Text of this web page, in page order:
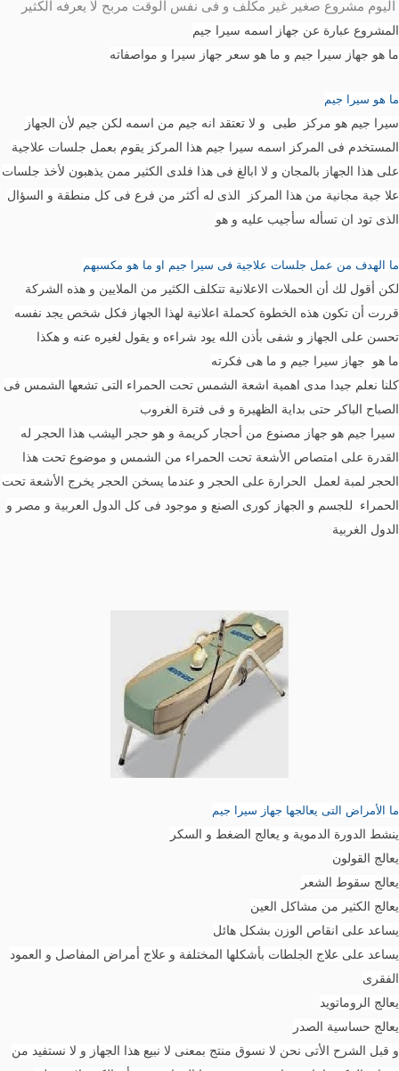
اليوم مشروع صغير غير مكلف و فى نفس الوقت مربح لا يعرفه الكثير
المشروع عبارة عن جهاز اسمه سيرا جيم
ما هو جهاز سيرا جيم و ما هو سعر جهاز سيرا و مواصفاته
ما هو سيرا جيم
سيرا جيم هو مركز طبى و لا تعتقد انه جيم من اسمه لكن جيم لأن الجهاز
المستخدم فى المركز اسمه سيرا جيم هذا المركز يقوم بعمل جلسات علاجية
على هذا الجهاز بالمجان و لا ابالغ فى هذا فلدى الكثير ممن يذهبون لأخذ جلسات
علا جية مجانية من هذا المركز الذى له أكثر من فرع فى كل منطقة و السؤال
الذى تود ان تسأله سأجيب عليه و هو
ما الهدف من عمل جلسات علاجية فى سيرا جيم او ما هو مكسبهم
لكن أقول لك أن الحملات الاعلانية تتكلف الكثير من الملايين و هذه الشركة
قررت أن تكون هذه الخطوة كحملة اعلانية لهذا الجهاز فكل شخص يجد نفسه
تحسن على الجهاز و شفى بأذن الله يود شراءه و يقول لغيره عنه و هكذا
ما هو جهاز سيرا جيم و ما هى فكرته
كلنا نعلم جيدا مدى اهمية اشعة الشمس تحت الحمراء التى تشعها الشمس فى
الصباح الباكر حتى بداية الظهيرة و فى فترة الغروب
سيرا جيم هو جهاز مصنوع من أحجار كريمة و هو حجر اليشب هذا الحجر له
القدرة على امتصاص الأشعة تحت الحمراء من الشمس و موضوع تحت هذا
الحجر لمبة لعمل الحرارة على الحجر و عندما يسخن الحجر يخرج الأشعة تحت
الحمراء للجسم و الجهاز كورى الصنع و موجود فى كل الدول العربية و مصر و
الدول الغربية
ما الأمراض التى يعالجها جهاز سيرا جيم
ينشط الدورة الدموية و يعالج الضغط و السكر
يعالج القولون
يعالج سقوط الشعر
يعالج الكثير من مشاكل العين
يساعد على انقاص الوزن بشكل هائل
يساعد على علاج الجلطات بأشكلها المختلفة و علاج أمراض المفاصل و العمود
الفقرى
يعالج الروماتويد
يعالج حساسية الصدر
و قبل الشرح الأتى نحن لا نسوق منتج بمعنى لا نبيع هذا الجهاز و لا نستفيد من